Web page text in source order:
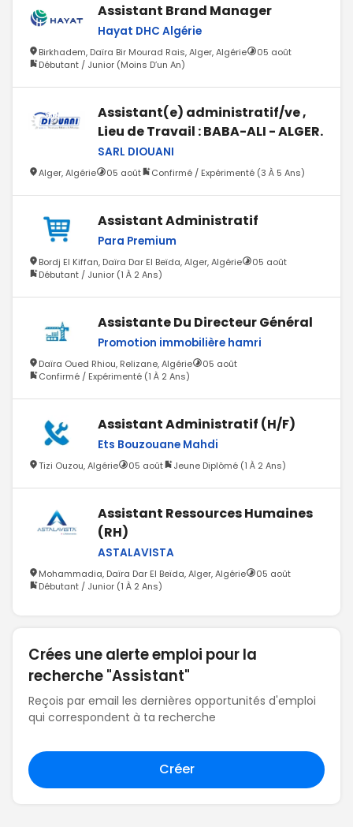
Assistant Brand Manager
Hayat DHC Algérie
Birkhadem, Daïra Bir Mourad Rais, Alger, Algérie
05 août
Débutant / Junior (Moins D’un An)
Assistant(e) administratif/ve ,
Lieu de Travail : BABA-ALI - ALGER.
SARL DIOUANI
Alger, Algérie 05 août Confirmé / Expérimenté (3 À 5 Ans)
Assistant Administratif
Para Premium
Bordj El Kiffan, Daïra Dar El Beïda, Alger, Algérie
05 août
Débutant / Junior (1 À 2 Ans)
Assistante Du Directeur Général
Promotion immobilière hamri
Daïra Oued Rhiou, Relizane, Algérie
05 août
Confirmé / Expérimenté (1 À 2 Ans)
Assistant Administratif (H/F)
Ets Bouzouane Mahdi
Tizi Ouzou, Algérie 05 août Jeune Diplômé (1 À 2 Ans)
Assistant Ressources Humaines
(RH)
ASTALAVISTA
Mohammadia, Daïra Dar El Beïda, Alger, Algérie
05 août
Débutant / Junior (1 À 2 Ans)
Crées une alerte emploi pour la
recherche "Assistant"
Reçois par email les dernières opportunités d'emploi
qui correspondent à ta recherche
Créer